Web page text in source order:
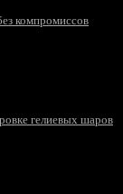
компромиссов
гелиевых шаров